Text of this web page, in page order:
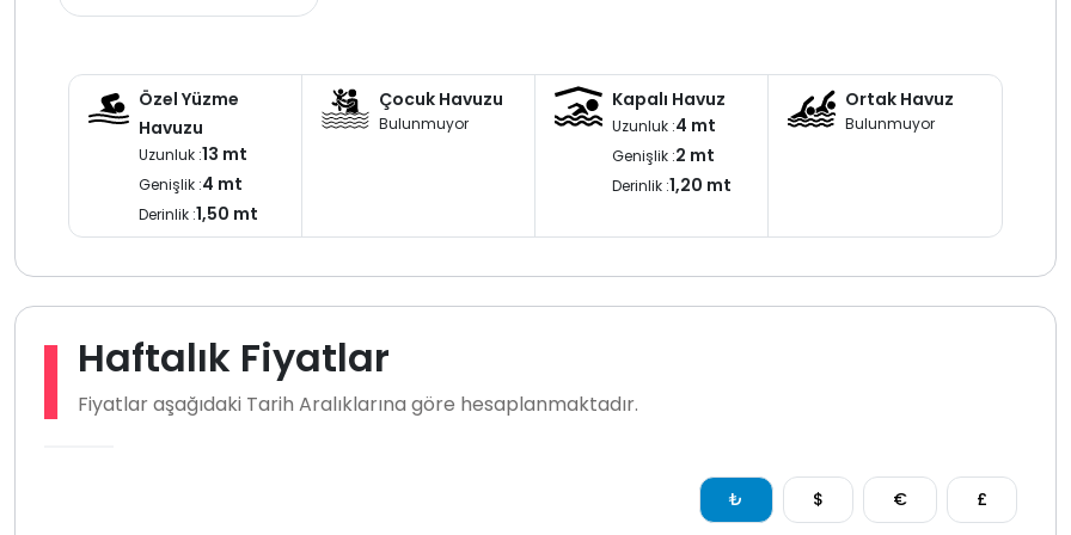
Özel Yüzme
Havuzu
Uzunluk :13 mt
Genişlik :4 mt
Derinlik :1,50 mt
Çocuk Havuzu
Bulunmuyor
Kapalı Havuz
Uzunluk :4 mt
Genişlik :2 mt
Derinlik :1,20 mt
Ortak Havuz
Bulunmuyor
Haftalık Fiyatlar
Fiyatlar aşağıdaki Tarih Aralıklarına göre hesaplanmaktadır.
₺ $ € £